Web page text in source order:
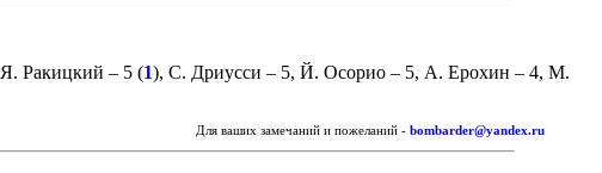
Я. Ракицкий – 5 (1), С. Дриусси – 5, Й. Осорио – 5, А. Ерохин – 4, М.
Для ваших замечаний и пожеланий - bombarder@yandex.ru